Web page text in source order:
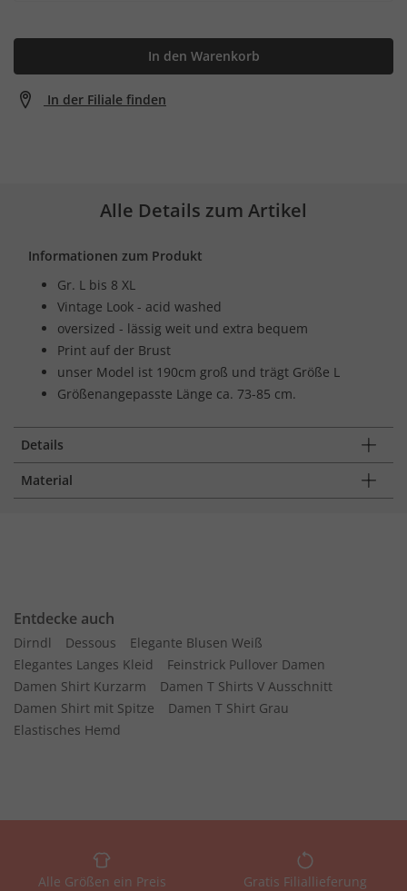
In den Warenkorb
In der Filiale finden
Alle Details zum Artikel
Informationen zum Produkt
Gr. L bis 8 XL
Vintage Look - acid washed
oversized - lässig weit und extra bequem
Print auf der Brust
unser Model ist 190cm groß und trägt Größe L
Größenangepasste Länge ca. 73-85 cm.
Details
Material
Entdecke auch
Dirndl Dessous
Elegante Blusen Weiß
Elegantes Langes Kleid
Feinstrick Pullover Damen
Damen Shirt Kurzarm
Damen T Shirts V Ausschnitt
Damen Shirt mit Spitze
Damen T Shirt Grau
Elastisches Hemd
Alle Größen ein Preis Gratis Filiallieferung